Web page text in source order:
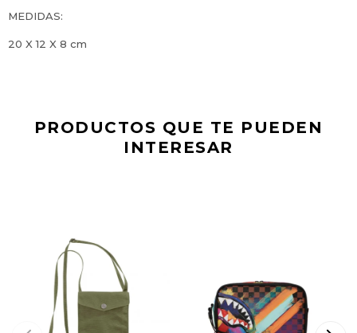
MEDIDAS:
20 X 12 X 8 cm
PRODUCTOS QUE TE PUEDEN
INTERESAR